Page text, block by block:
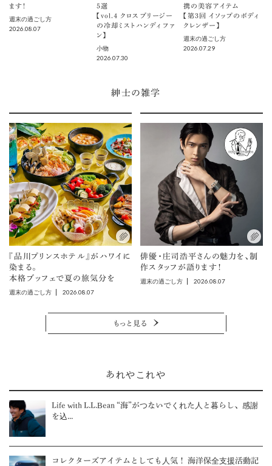
ます！
週末の過ごし方
2026.08.07
5選
【vol.４ クロスブリージー
の冷却ミストハンディファ
ン】
小物
2026.07.30
携の美容アイテム
【第3回 イソップのボディ
クレンザー】
週末の過ごし方
2026.07.29
紳士の雑学
『品川プリンスホテル』がハワイに
染まる。
本格ブッフェで夏の旅気分を
週末の過ごし方 2026.08.07
俳優・庄司浩平さんの魅力を、制
作スタッフが語ります！
週末の過ごし方 2026.08.07
もっと見る
あれやこれや
Life with L.L.Bean “海”がつないでくれた人と暮らし、感謝
を込...
コレクターズアイテムとしても人気！ 海洋保全支援活動記